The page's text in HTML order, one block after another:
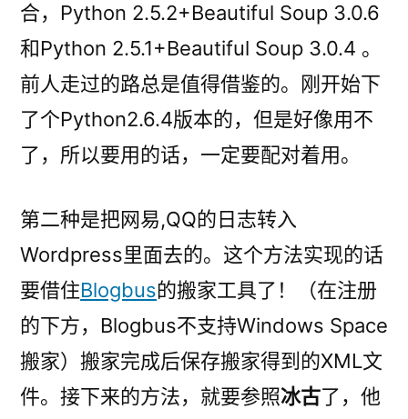
合，Python 2.5.2+Beautiful Soup 3.0.6
和Python 2.5.1+Beautiful Soup 3.0.4 。
前人走过的路总是值得借鉴的。刚开始下
了个Python2.6.4版本的，但是好像用不
了，所以要用的话，一定要配对着用。
第二种是把网易,QQ的日志转入
Wordpress里面去的。这个方法实现的话
要借住Blogbus的搬家工具了！（在注册
的下方，Blogbus不支持Windows Space
搬家）搬家完成后保存搬家得到的XML文
件。接下来的方法，就要参照冰古了，他